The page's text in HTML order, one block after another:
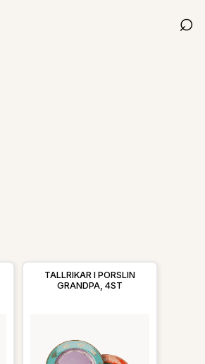
⌕
TALLRIKAR I PORSLIN
GRANDPA, 4ST